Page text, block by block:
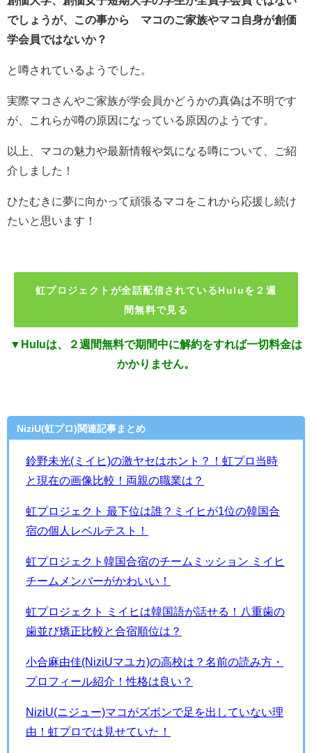
でしょうが、この事から マコのご家族やマコ自身が創価
学会員ではないか？
と噂されているようでした。
実際マコさんやご家族が学会員かどうかの真偽は不明です
が、これらが噂の原因になっている原因のようです。
以上、マコの魅力や最新情報や気になる噂について、ご紹
介しました！
ひたむきに夢に向かって頑張るマコをこれから応援し続け
たいと思います！
虹プロジェクトが全話配信されているHuluを２週
間無料で見る
▼Huluは、２週間無料で期間中に解約をすれば一切料金は
かかりません。
NiziU(虹プロ)関連記事まとめ
鈴野未光(ミイヒ)の激ヤセはホント？！虹プロ当時
と現在の画像比較！両親の職業は？
虹プロジェクト 最下位は誰？ミイヒが1位の韓国合
宿の個人レベルテスト！
虹プロジェクト韓国合宿のチームミッション ミイヒ
チームメンバーがかわいい！
虹プロジェクト ミイヒは韓国語が話せる！八重歯の
歯並び矯正比較と合宿順位は？
小合麻由佳(NiziUマユカ)の高校は？名前の読み方・
プロフィール紹介！性格は良い？
NiziU(ニジュー)マコがズボンで足を出していない理
由！虹プロでは見せていた！